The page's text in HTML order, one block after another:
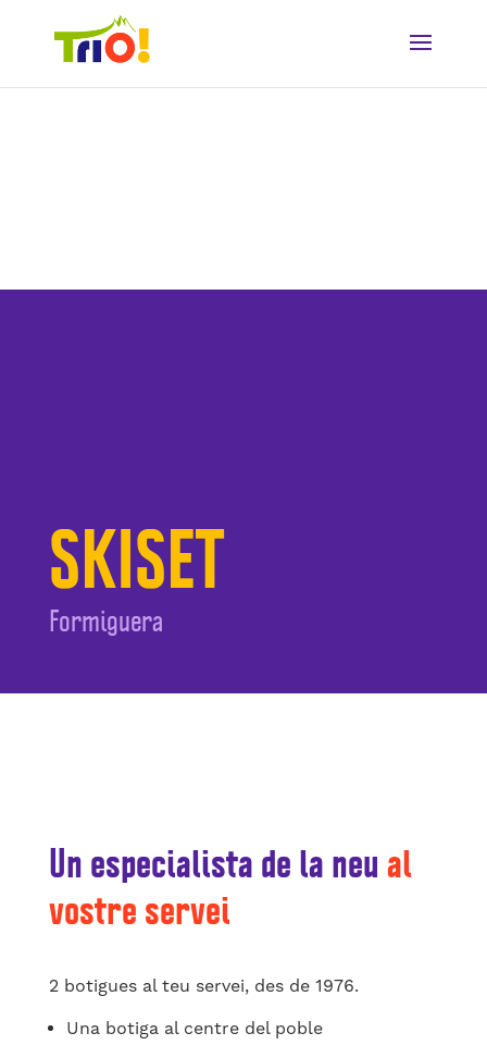
SKISET
Formiguera
Un especialista de la neual
vostre servei
2 botigues al teu servei, des de 1976.
Una botiga al centre del poble